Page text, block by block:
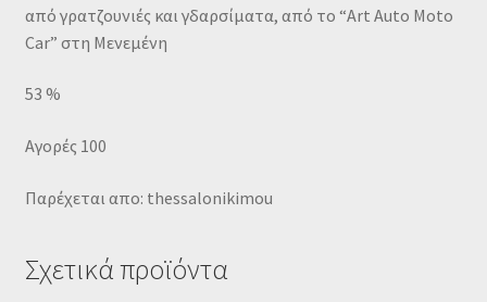
από γρατζουνιές και γδαρσίματα, από το “Art Auto Moto
Car” στη Μενεμένη
53 %
Αγορές 100
Παρέχεται απο: thessalonikimou
Σχετικά προϊόντα